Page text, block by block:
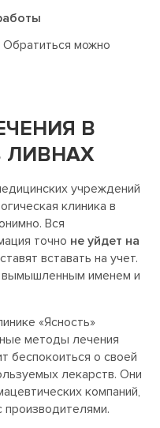
можно
В
ЛИВНАХ
учреждений
клиника в
Вся
точно не уйдет на
вставать на учет.
вымышленным именем и
«Ясность»
методы лечения
беспокоиться о своей
лекарств. Они
компаний,